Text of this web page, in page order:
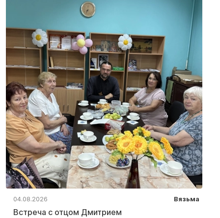
04.08.2026 Вязьма
Встреча с отцом Дмитрием